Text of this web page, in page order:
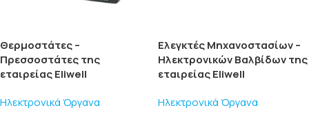
Θερμοστάτες –
Πρεσσοστάτες της
εταιρείας Eliwell
Ηλεκτρονικά Όργανα
Ελεγκτές Μηχανοστασίων –
Ηλεκτρονικών Βαλβίδων της
εταιρείας Eliwell
Ηλεκτρονικά Όργανα